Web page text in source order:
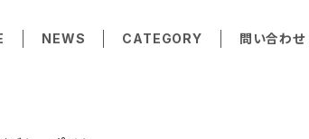
NEWS CATEGORY 問い合わせ